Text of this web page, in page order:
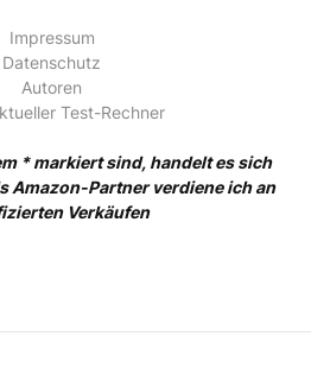
Impressum
Datenschutz
Autoren
Test-Rechner
* markiert sind, handelt es sich
Amazon-Partner verdiene ich an
Verkäufen